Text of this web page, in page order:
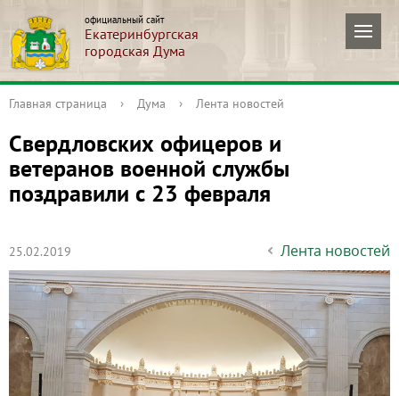
официальный сайт
Екатеринбургская
городская Дума
Главная страница › Дума › Лента новостей
Свердловских офицеров и
ветеранов военной службы
поздравили с 23 февраля
25.02.2019 Лента новостей